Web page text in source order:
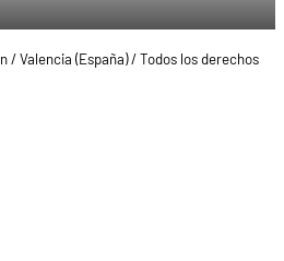
/ Valencia (España) / Todos los derechos